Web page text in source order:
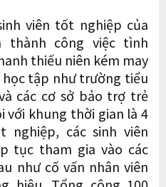
viên tốt nghiệp của
công việc tình
thiếu niên kém may
tập như trường tiểu
các cơ sở bảo trợ trẻ
với khung thời gian là 4
các sinh viên
tục tham gia vào các
như cố vấn nhân viên